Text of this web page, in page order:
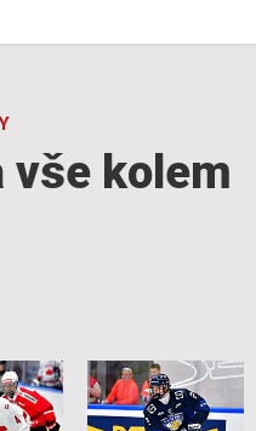
vše kolem